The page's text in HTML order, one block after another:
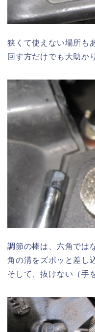
狭くて使えない場所も
回す方だけでも大助か
調節の棒は、六角では
角の溝をズポッと差し
そして、抜けない（手